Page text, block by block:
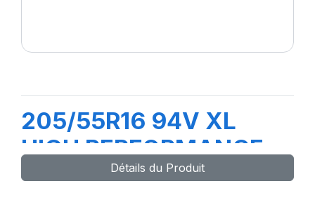
205/55R16 94V XL
HIGH PERFORMANCE
DT
Détails du Produit